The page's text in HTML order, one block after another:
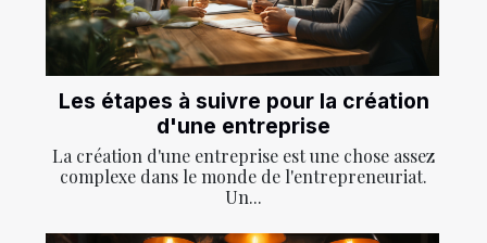
Les étapes à suivre pour la création
d'une entreprise
La création d'une entreprise est une chose assez
complexe dans le monde de l'entrepreneuriat.
Un...